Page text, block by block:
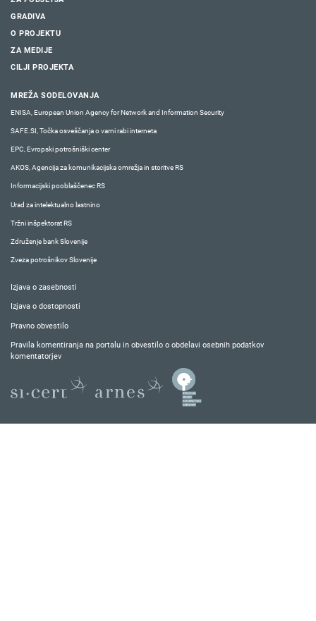
GRADIVA
O PROJEKTU
ZA MEDIJE
CILJI PROJEKTA
MREŽA SODELOVANJA
ENISA, European Union Agency for Network and Information Security
SAFE.SI, Točka osveščanja o varni rabi interneta
EPC, Evropski potrošniški center
AKOS, Agencija za komunikacijska omrežja in storitve RS
Informacijski pooblaščenec RS
Urad za intelektualno lastnino
Tržni inšpektorat RS
Združenje bank Slovenije
Zveza potrošnikov Slovenije
Izjava o zasebnosti
Izjava o dostopnosti
Pravno obvestilo
Pravila komentiranja na portalu in obvestilo o obdelavi osebnih podatkov
komentatorjev